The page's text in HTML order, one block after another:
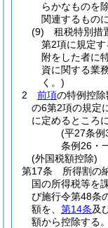
らかなものを
関連するもの
(9)
租税特別措
第2項に規定
附をした者に
資に関する業
く。)
2
前項の特例控
の6第2項の規定
に定めるところ
(平27条例
条例26・
(外国税額控除)
第17条
所得割の
国の所得税等を
び施行令第48条
額を、 第14条及
額から控除する。